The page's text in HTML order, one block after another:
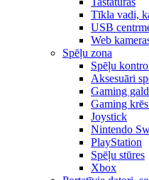
Tīkla vadi,
USB
Web
Spēļu zona
Spēļu
Aksesuāri
Gaming
Gaming
Joystick
Nintendo
PlayStation
Spēļu stūres
Xbox